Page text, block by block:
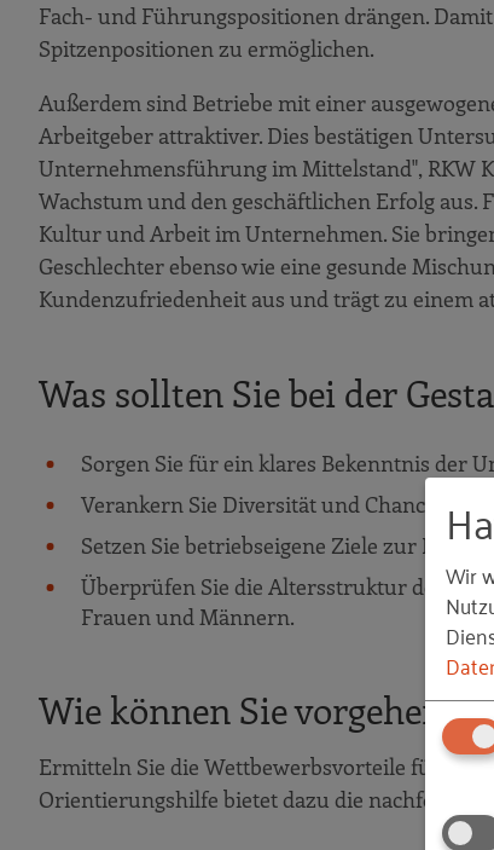
Fach- und Führungspositionen drängen.
Spitzenpositionen zu ermöglichen.
Außerdem sind Betriebe mit einer
Arbeitgeber attraktiver. Dies bestätigen
Unternehmensführung im Mittelstand", RKW
Wachstum und den geschäftlichen Erfolg
Kultur und Arbeit im Unternehmen. Sie
Geschlechter ebenso wie eine gesunde
Kundenzufriedenheit aus und trägt zu einem
Was sollten Sie bei der
Sorgen Sie für ein klares Bekenntnis der
Verankern Sie Diversität und
Setzen Sie betriebseigene Ziele zur
Überprüfen Sie die Altersstruktur der
Frauen und Männern.
Wie können Sie vorgehen?
Ermitteln Sie die Wettbewerbsvorteile für
Orientierungshilfe bietet dazu die
Wir